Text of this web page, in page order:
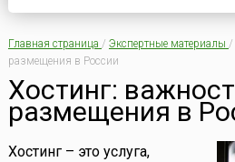
Главная страница / Экспертные материалы /
размещения в России
Хостинг:
размещения в
Хостинг – это услуга,